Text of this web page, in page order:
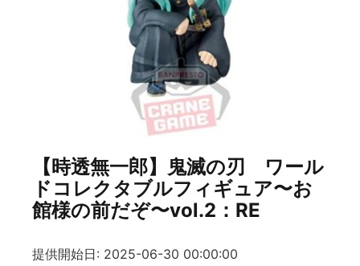
【時透無一郎】鬼滅の刃 ワール
ドコレクタブルフィギュア〜お
館様の前だぞ〜vol.2：RE
提供開始日: 2025-06-30 00:00:00